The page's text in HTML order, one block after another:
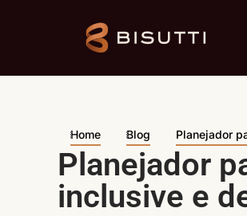
Home Blog Planejador
Planejador
inclusive e